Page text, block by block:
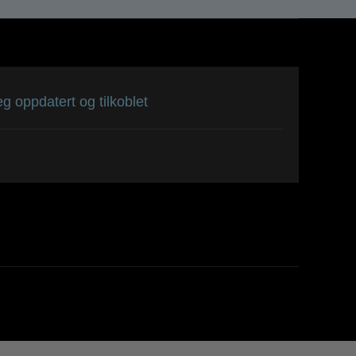
oppdatert og tilkoblet